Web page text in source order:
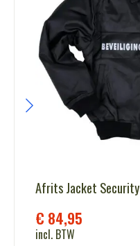
Afrits Jacket Security
€ 84,95
incl. BTW